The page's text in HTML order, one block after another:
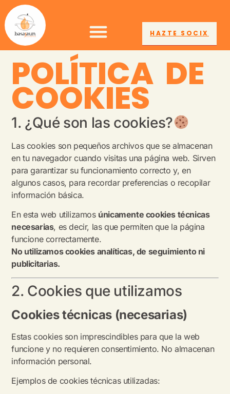
HAZTE SOCIX
POLÍTICA DE
COOKIES
1. ¿Qué son las cookies?
Las cookies son pequeños archivos que se almacenan
en tu navegador cuando visitas una página web. Sirven
para garantizar su funcionamiento correcto y, en
algunos casos, para recordar preferencias o recopilar
información básica.
En esta web utilizamos únicamente cookies técnicas
necesarias, es decir, las que permiten que la página
funcione correctamente.
No utilizamos cookies analíticas, de seguimiento ni
publicitarias.
2. Cookies que utilizamos
Cookies técnicas (necesarias)
Estas cookies son imprescindibles para que la web
funcione y no requieren consentimiento. No almacenan
información personal.
Ejemplos de cookies técnicas utilizadas: